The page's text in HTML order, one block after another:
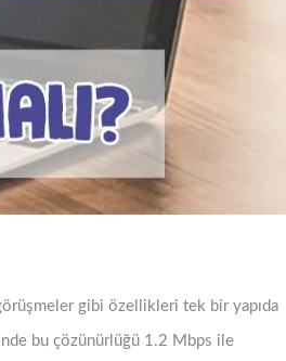
gibi özellikleri tek bir yapıda
bu çözünürlüğü 1.2 Mbps ile